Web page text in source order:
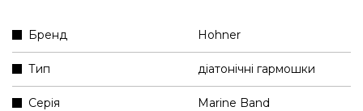
Бренд Hohner
Тип діатонічні гармошки
Серія Marine Band